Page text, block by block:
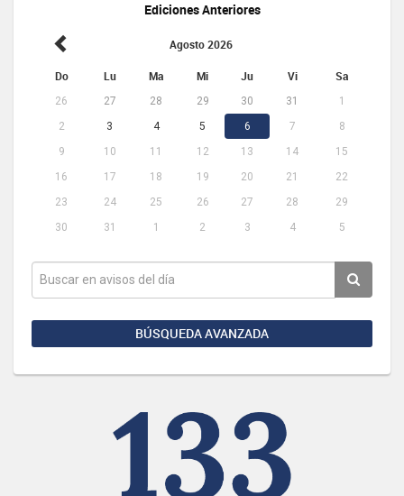
Ediciones Anteriores
Agosto 2026
Do Lu Ma Mi Ju Vi Sa
26 27 28 29 30 31
1
2
3 4 5 6 7
8
9
10 11 12 13 14
15
16
17 18 19 20 21
22
23
24 25 26 27 28
29
30
31 1 2 3 4 5
BÚSQUEDA AVANZADA